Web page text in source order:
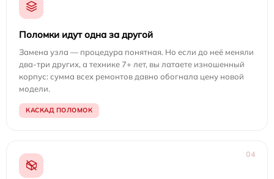
Поломки идут одна за другой
Замена узла — процедура понятная. Но если до неё меняли
два-три других, а технике 7+ лет, вы латаете изношенный
корпус: сумма всех ремонтов давно обогнала цену новой
модели.
КАСКАД ПОЛОМОК
04